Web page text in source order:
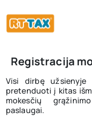
Registracija
Visi dirbę
pretenduoti į kitas
mokesčių
paslaugai.